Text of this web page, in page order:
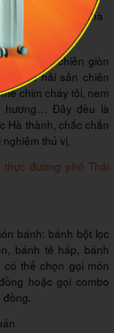
vị đậm đà tại nhà
tủy bò chiên giòn
nấm hải sản chiên
chim cháy tỏi, nem
hương… Đây đều là
Hà thành, chắc chắn
thú vị.
thực đường phố Thái
bánh: bánh bột lọc
bánh tẻ hấp, bánh
thể chọn gọi món
hoặc gọi combo
đồng.